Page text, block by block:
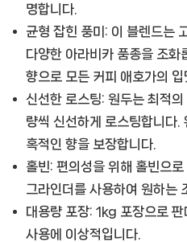
명합니다.
균형 잡힌 풍미: 이 블렌드는
다양한 아라비카 품종을 조화
향으로 모든 커피 애호가의 입
신선한 로스팅: 원두는 최적
량씩 신선하게 로스팅합니다.
혹적인 향을 보장합니다.
홀빈: 편의성을 위해 홀빈으
그라인더를 사용하여 원하는
대용량 포장: 1kg 포장으로
사용에 이상적입니다.